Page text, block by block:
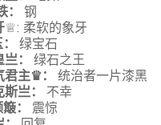
： 钢
♕: 柔软的象牙
： 绿宝石
亗： 绿石之王
君主♛： 统治者一片漆黑
斯亗： 不幸
： 震惊